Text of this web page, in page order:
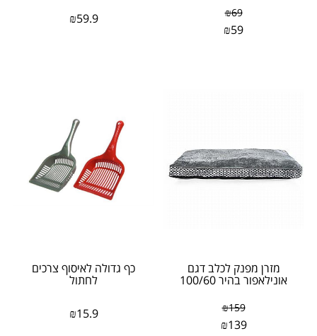
₪69
₪59
₪59.9
מזרן מפנק לכלב דגם
אונילאפור בהיר 100/60
₪159
₪139
כף גדולה לאיסוף צרכים
לחתול
₪15.9